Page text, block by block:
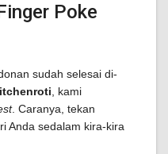
Poke
sudah selesai di-
, kami
. Caranya, tekan
Anda sedalam kira-kira